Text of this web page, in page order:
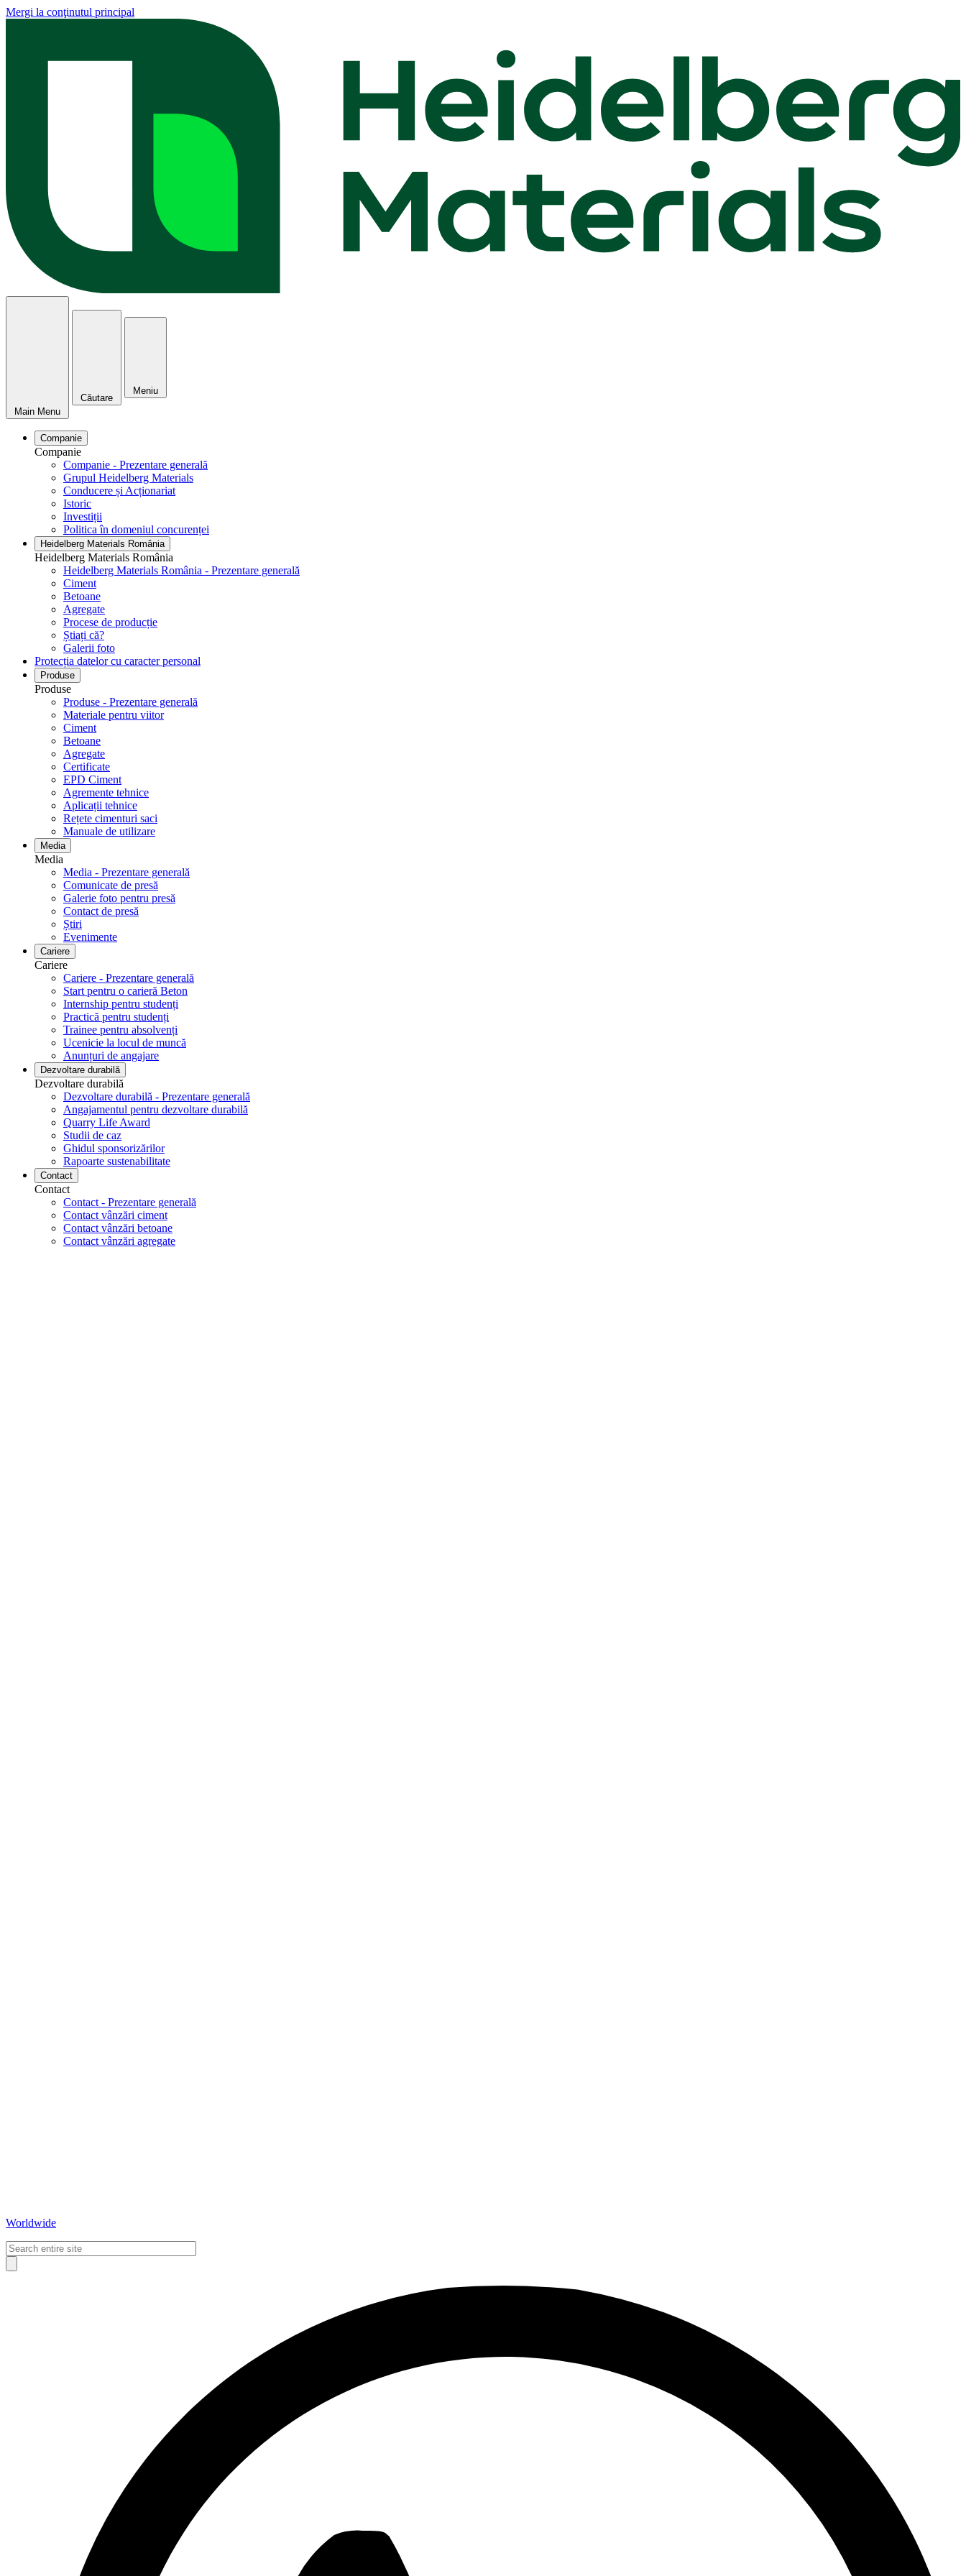
Mergi la conţinutul principal
Main Menu
Căutare
Meniu
Companie
Companie
Companie - Prezentare generală
Grupul Heidelberg Materials
Conducere și Acționariat
Istoric
Investiții
Politica în domeniul concurenței
Heidelberg Materials România
Heidelberg Materials România
Heidelberg Materials România - Prezentare generală
Ciment
Betoane
Agregate
Procese de producție
Știați că?
Galerii foto
Protecția datelor cu caracter personal
Produse
Produse
Produse - Prezentare generală
Materiale pentru viitor
Ciment
Betoane
Agregate
Certificate
EPD Ciment
Agremente tehnice
Aplicații tehnice
Rețete cimenturi saci
Manuale de utilizare
Media
Media
Media - Prezentare generală
Comunicate de presă
Galerie foto pentru ​​​​​​​presă
Contact de presă
Știri
Evenimente
Cariere
Cariere
Cariere - Prezentare generală
Start pentru o carieră Beton
Internship pentru studenți
Practică pentru studenți
Trainee pentru absolvenți
Ucenicie la locul de muncă
Anunțuri de angajare
Dezvoltare durabilă
Dezvoltare durabilă
Dezvoltare durabilă - Prezentare generală
Angajamentul pentru dezvoltare durabilă
Quarry Life Award
Studii de caz
Ghidul sponsorizărilor
Rapoarte sustenabilitate
Contact
Contact
Contact - Prezentare generală
Contact vânzări ciment
Contact vânzări betoane
Contact vânzări agregate
Worldwide